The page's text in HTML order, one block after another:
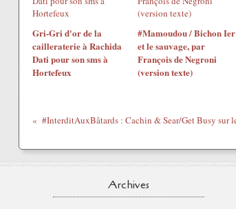
Gri-Gri d'or de la
cailleraterie à Rachida
Dati pour son sms à
Hortefeux
#Mamoudou / Bichon Ier
et le sauvage, par
François de Negroni
(version texte)
Archives